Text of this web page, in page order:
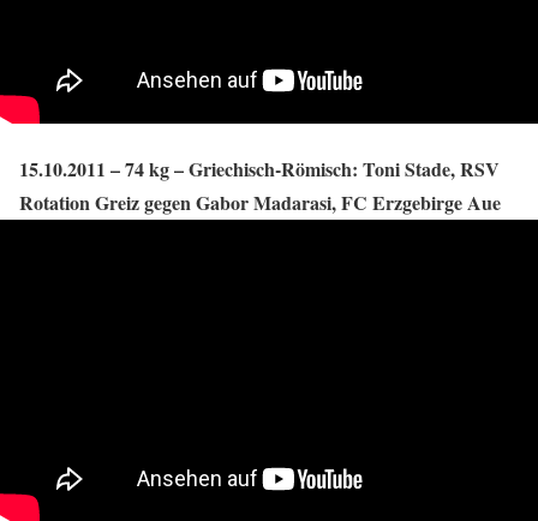
15.10.2011 – 74 kg – Griechisch-Römisch: Toni Stade, RSV
Rotation Greiz gegen Gabor Madarasi, FC Erzgebirge Aue